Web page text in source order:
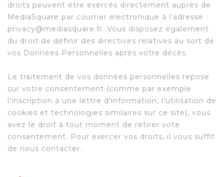
droits peuvent être exercés directement auprès de
MediaSquare par courrier électronique à l’adresse :
privacy@mediasquare.fr. Vous disposez également
du droit de définir des directives relatives au sort de
vos Données Personnelles après votre décès.
Le traitement de vos données personnelles repose
sur votre consentement (comme par exemple
l’inscription à une lettre d’information, l’utilisation de
cookies et technologies similaires sur ce site), vous
avez le droit à tout moment de retirer vote
consentement. Pour exercer vos droits, il vous suffit
de nous contacter.